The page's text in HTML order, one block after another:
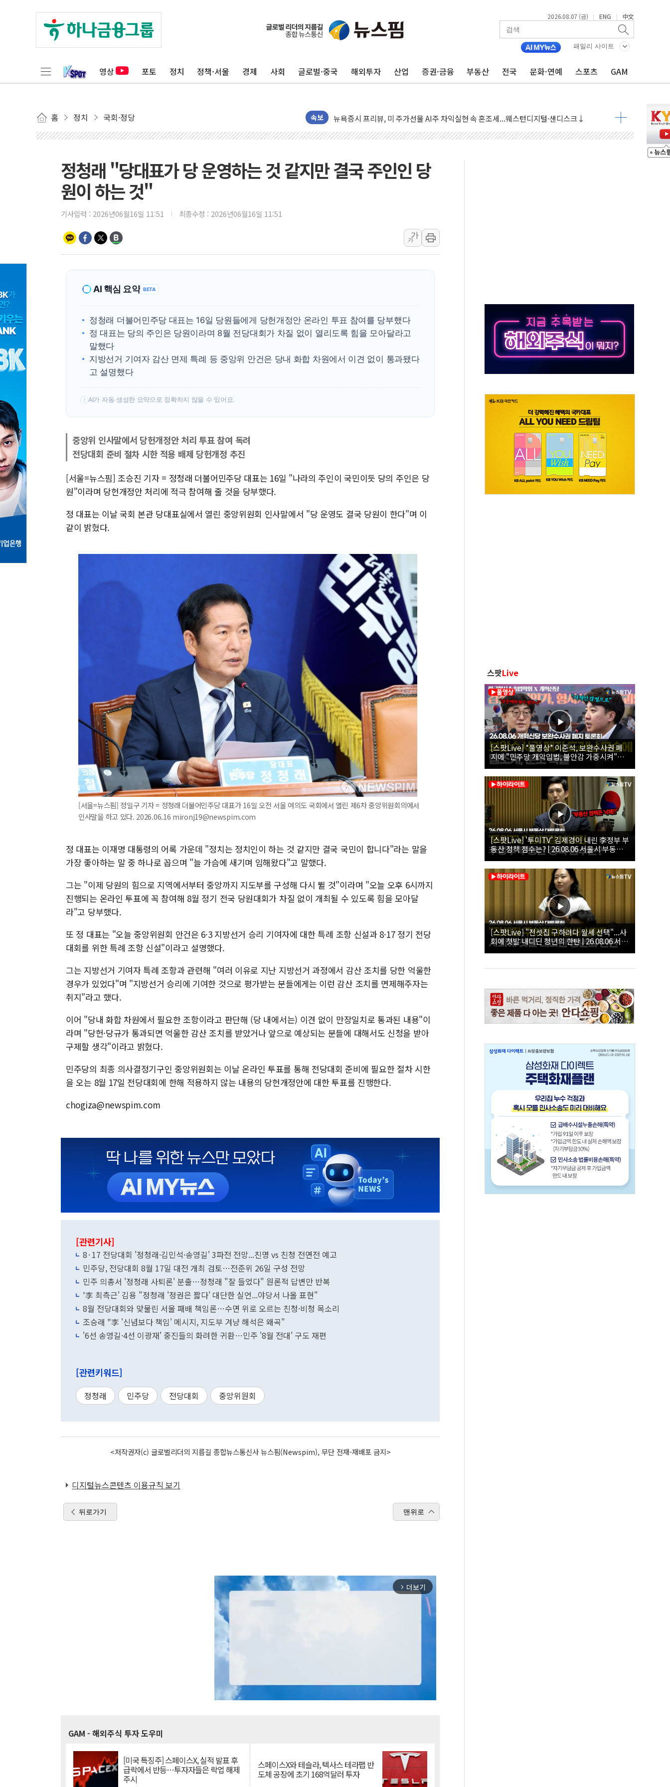
2026.08.07 (금) | ENG | 中文
패밀리 사이트
영상 포토 정치 정책·서울 경제 사회 글로벌·중국 해외투자 산업 증권·금융 부동산 전국 문화·연예 스포츠 GAM
홈 정치 국회·정당 속보
유럽증시, 견조한 실적 소화하며 대부분 상승… "2분기 기업 순이익 21% 증가" 전망
구광모, 내주 실리콘밸리서 젠슨 황 재회…로봇·AI 데이터센터·모빌리티 구체화
뉴욕증시 개장 전 특징주...모더나·아이온큐·도어대시↑ VS 샌디스크·피그마·앱러빈↓
뉴욕증시 프리뷰, 미 주가선물 AI주 차익실현 속 혼조세...웨스턴디지털·샌디스크↓
청와대, 북한 단거리 탄도미사일 발사에 긴급 안보 점검회의
[인도증시] 중동 긴장 완화에 실적 호조까지, 상승...호실적 보고 기업 상승세 뚜렷
러, 1인칭시점 드론으로 우크라 민간인 '사파리' 공격… 시민들 공포감 극대화 전략
김정관 산업부 장관 "주 52시간 손봐야, 경쟁상대 中과 비교해야"
해군 1함대 창설 80주년…지역과 함께하는 '선봉'의 대민 봉사
구미 폐염산처리업체서 불 2시간30여분만에 진화...외국인 노동자 숨져
정청래 "당대표가 당 운영하는 것 같지만 결국 주인인 당
원이 하는 것"
기사입력 : 2026년06월16일 11:51 최종수정 : 2026년06월16일 11:51
가
가
AI 핵심 요약 BETA
정청래 더불어민주당 대표는 16일 당원들에게 당헌개정안 온라인 투표 참여를 당부했다
정 대표는 당의 주인은 당원이라며 8월 전당대회가 차질 없이 열리도록 힘을 모아달라고
말했다
지방선거 기여자 감산 면제 특례 등 중앙위 안건은 당내 화합 차원에서 이견 없이 통과됐다
고 설명했다
! AI가 자동 생성한 요약으로 정확하지 않을 수 있어요.
중앙위 인사말에서 당헌개정안 처리 투표 참여 독려
전당대회 준비 절차 시한 적용 배제 당헌개정 추진
[서울=뉴스핌] 조승진 기자 = 정청래 더불어민주당 대표는 16일 "나라의 주인이 국민이듯 당의 주인은 당
원"이라며 당헌개정안 처리에 적극 참여해 줄 것을 당부했다.
정 대표는 이날 국회 본관 당대표실에서 열린 중앙위원회 인사말에서 "당 운영도 결국 당원이 한다"며 이
같이 밝혔다.
[서울=뉴스핌] 정일구 기자 = 정청래 더불어민주당 대표가 16일 오전 서울 여의도 국회에서 열린 제6차 중앙위원회의에서
인사말을 하고 있다. 2026.06.16 mironj19@newspim.com
정 대표는 이재명 대통령의 어록 가운데 "정치는 정치인이 하는 것 같지만 결국 국민이 합니다"라는 말을
가장 좋아하는 말 중 하나로 꼽으며 "늘 가슴에 새기며 임해왔다"고 말했다.
그는 "이제 당원의 힘으로 지역에서부터 중앙까지 지도부를 구성해 다시 뛸 것"이라며 "오늘 오후 6시까지
진행되는 온라인 투표에 꼭 참여해 8월 정기 전국 당원대회가 차질 없이 개최될 수 있도록 힘을 모아달
라"고 당부했다.
또 정 대표는 "오늘 중앙위원회 안건은 6·3 지방선거 승리 기여자에 대한 특례 조항 신설과 8·17 정기 전당
대회를 위한 특례 조항 신설"이라고 설명했다.
그는 지방선거 기여자 특례 조항과 관련해 "여러 이유로 지난 지방선거 과정에서 감산 조치를 당한 억울한
경우가 있었다"며 "지방선거 승리에 기여한 것으로 평가받는 분들에게는 이런 감산 조치를 면제해주자는
취지"라고 했다.
이어 "당내 화합 차원에서 필요한 조항이라고 판단해 (당 내에서는) 이견 없이 만장일치로 통과된 내용"이
라며 "당헌·당규가 통과되면 억울한 감산 조치를 받았거나 앞으로 예상되는 분들에 대해서도 신청을 받아
구제할 생각"이라고 밝혔다.
민주당의 최종 의사결정기구인 중앙위원회는 이날 온라인 투표를 통해 전당대회 준비에 필요한 절차 시한
을 오는 8월 17일 전당대회에 한해 적용하지 않는 내용의 당헌개정안에 대한 투표를 진행한다.
chogiza@newspim.com
[관련기사]
8·17 전당대회 '정청래·김민석·송영길' 3파전 전망...친명 vs 친청 전면전 예고
민주당, 전당대회 8월 17일 대전 개최 검토…전준위 26일 구성 전망
민주 의총서 '정청래 사퇴론' 분출…정청래 "잘 들었다" 원론적 답변만 반복
'李 최측근' 김용 "정청래 '정권은 짧다' 대단한 실언...야당서 나올 표현"
8월 전당대회와 맞물린 서울 패배 책임론…수면 위로 오르는 친청·비청 목소리
조승래 "李 '신념보다 책임' 메시지, 지도부 겨냥 해석은 왜곡"
'6선 송영길·4선 이광재' 중진들의 화려한 귀환…민주 '8월 전대' 구도 재편
[관련키워드]
정청래 민주당 전당대회 중앙위원회
<저작권자(c) 글로벌리더의 지름길 종합뉴스통신사 뉴스핌(Newspim), 무단 전재-재배포 금지>
디지털뉴스콘텐츠 이용규칙 보기
뒤로가기 맨위로
arrow_forward_ios 더보기
GAM - 해외주식 투자 도우미
[미국 특징주] 스페이스X, 실적 발표 후
급락에서 반등…투자자들은 락업 해제
주시
스페이스X와 테슬라, 텍사스 테라팹 반
도체 공장에 초기 168억달러 투자
스팟Live
[스팟Live] *풀영상* 이준석, 보완수사권 폐
지에 "민주당 개악입법, 불안감 가중시켜"｜
26.08.06 개혁신당 보완수사권 폐지 토론회
[스팟Live] '투미TV' 김제경이 내린 李정부 부
동산 정책 점수는? | 26.08.06 서울시 부동산
대토론회
[스팟Live] "전셋집 구하려다 월세 선택"...사
회에 첫발 내디딘 청년의 한탄 | 26.08.06 서울
시 부동산 대토론회